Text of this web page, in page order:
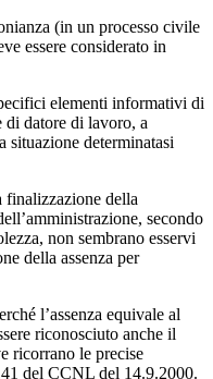
(in un processo civile
essere considerato in
elementi informativi di
di datore di lavoro, a
situazione determinatasi
finalizzazione della
secondo
non sembrano esservi
della assenza per
l’assenza equivale al
riconosciuto anche il
ricorrano le precise
del CCNL del 14.9.2000.